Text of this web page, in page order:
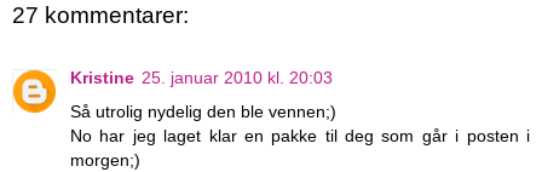
27 kommentarer:
Kristine 25. januar 2010 kl. 20:03
Så utrolig nydelig den ble vennen;)
No har jeg laget klar en pakke til deg som går i posten i
morgen;)